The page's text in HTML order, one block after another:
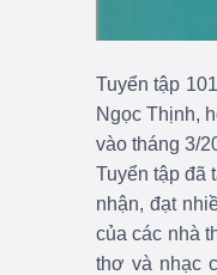
Tuyển tập
Ngọc Thịnh,
vào tháng 3/
Tuyển tập đã
nhận, đạt
của các nhà
thơ và nhạc